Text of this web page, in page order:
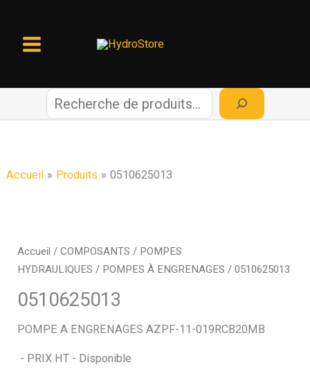
contenu
c
r
c
Accueil Produits 0510625013
Accueil /COMPOSANTS / POMPES
HYDRAULIQUES / POMPES À ENGRENAGES / 0510625013
0510625013
POMPE A ENGRENAGES AZPF-11-019RCB20MB
- PRIX HT - Disponible